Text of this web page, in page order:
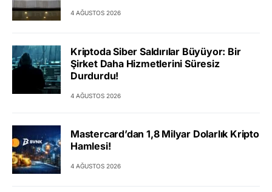
4 AĞUSTOS 2026
Kriptoda Siber Saldırılar Büyüyor: Bir
Şirket Daha Hizmetlerini Süresiz
Durdurdu!
4 AĞUSTOS 2026
Mastercard’dan 1,8 Milyar Dolarlık Kripto
Hamlesi!
4 AĞUSTOS 2026